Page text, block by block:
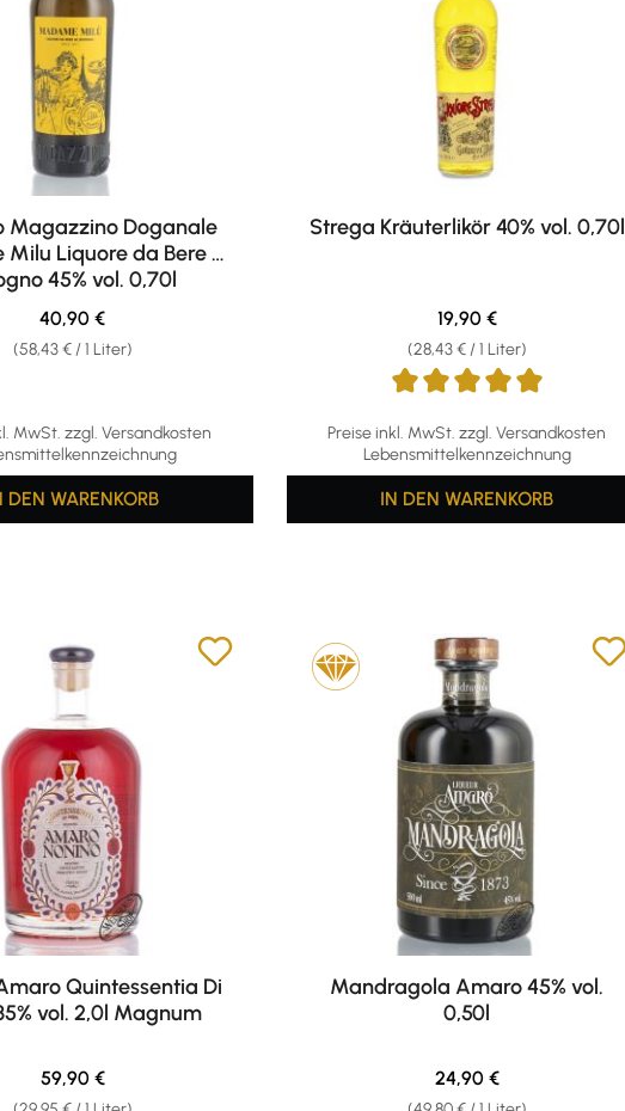
Magazzino Doganale
Liquore da Bere al
45% vol. 0,70l
MwSt. zzgl. Versandkosten
(58,43 € / 1 Liter)
Regulärer Preis:
40,90 €
DEN WARENKORB
Strega Kräuterlikör 40% vol. 0,70l
Preise inkl. MwSt. zzgl. Versandkosten
Lebensmittelkennzeichnung
(28,43 € / 1 Liter)
Regulärer Preis:
19,90 €
IN DEN WARENKORB
Quintessentia Di
vol. 2,0l Magnum
Regulärer Preis:
59,90 €
Mandragola Amaro 45% vol.
0,50l
Regulärer Preis:
24,90 €